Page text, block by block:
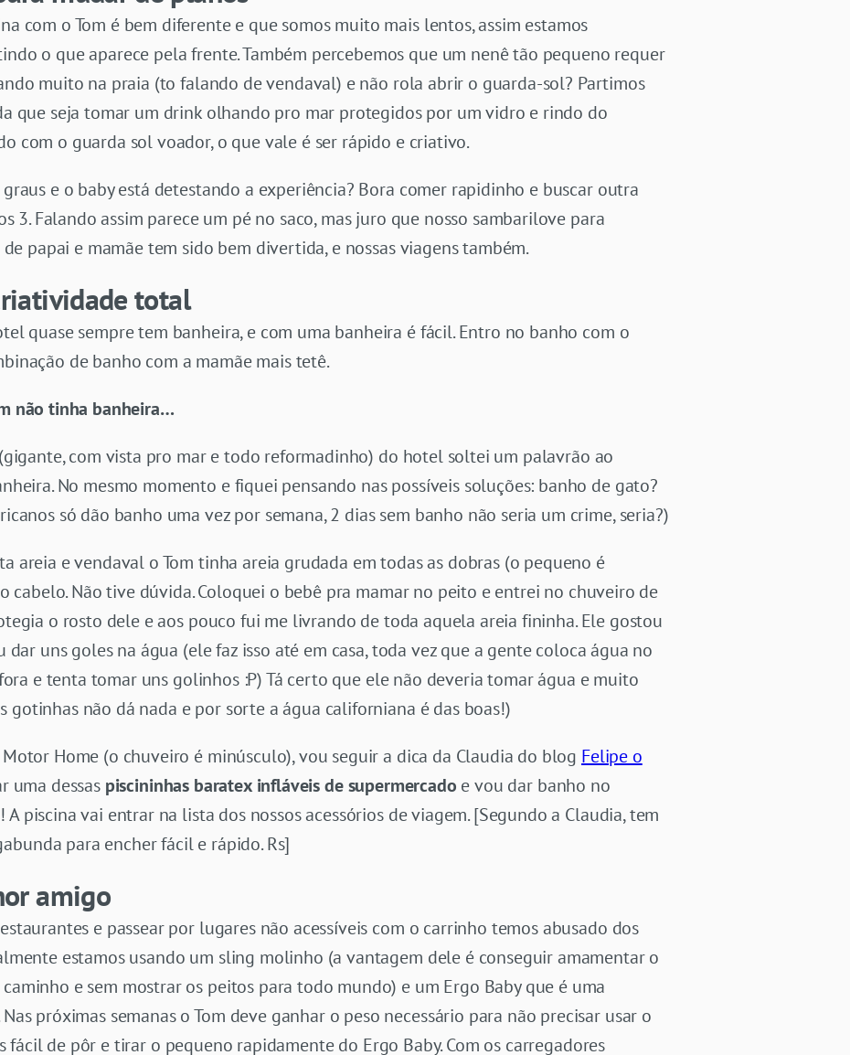
com o Tom é bem diferente e que somos muito mais lentos, assim estamos
o que aparece pela frente. Também percebemos que um nenê tão pequeno requer
muito na praia (to falando de vendaval) e não rola abrir o guarda-sol? Partimos
que seja tomar um drink olhando pro mar protegidos por um vidro e rindo do
com o guarda sol voador, o que vale é ser rápido e criativo.
e o baby está detestando a experiência? Bora comer rapidinho e buscar outra
3. Falando assim parece um pé no saco, mas juro que nosso sambarilove para
papai e mamãe tem sido bem divertida, e nossas viagens também.
total
quase sempre tem banheira, e com uma banheira é fácil. Entro no banho com o
de banho com a mamãe mais tetê.
não tinha banheira…
com vista pro mar e todo reformadinho) do hotel soltei um palavrão ao
No mesmo momento e fiquei pensando nas possíveis soluções: banho de gato?
só dão banho uma vez por semana, 2 dias sem banho não seria um crime, seria?)
areia e vendaval o Tom tinha areia grudada em todas as dobras (o pequeno é
cabelo. Não tive dúvida. Coloquei o bebê pra mamar no peito e entrei no chuveiro de
o rosto dele e aos pouco fui me livrando de toda aquela areia fininha. Ele gostou
uns goles na água (ele faz isso até em casa, toda vez que a gente coloca água no
e tenta tomar uns golinhos :P) Tá certo que ele não deveria tomar água e muito
gotinhas não dá nada e por sorte a água californiana é das boas!)
Home (o chuveiro é minúsculo), vou seguir a dica da Claudia do blog Felipe o
uma dessas piscininhas baratex infláveis de supermercado e vou dar banho no
piscina vai entrar na lista dos nossos acessórios de viagem. [Segundo a Claudia, tem
para encher fácil e rápido. Rs]
amigo
e passear por lugares não acessíveis com o carrinho temos abusado dos
estamos usando um sling molinho (a vantagem dele é conseguir amamentar o
e sem mostrar os peitos para todo mundo) e um Ergo Baby que é uma
próximas semanas o Tom deve ganhar o peso necessário para não precisar usar o
fácil de pôr e tirar o pequeno rapidamente do Ergo Baby. Com os carregadores